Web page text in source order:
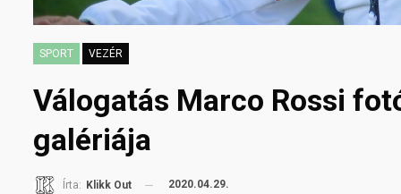
SPORT VEZÉR
Válogatás Marco Rossi
galériája
Írta: Klikk Out 2020.04.29.